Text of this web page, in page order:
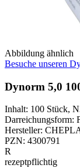
Abbildung ähnlich
Besuche unseren
Dynorm 5,0
Inhalt: 100 Stück,
Darreichungsform:
Hersteller:
PZN: 4300791
R
rezeptpflichtig